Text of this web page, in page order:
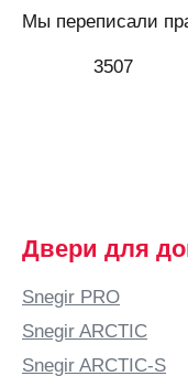
Мы переписали
3507
Двери для
Snegir PRO
Snegir ARCTIC
Snegir ARCTIC-S